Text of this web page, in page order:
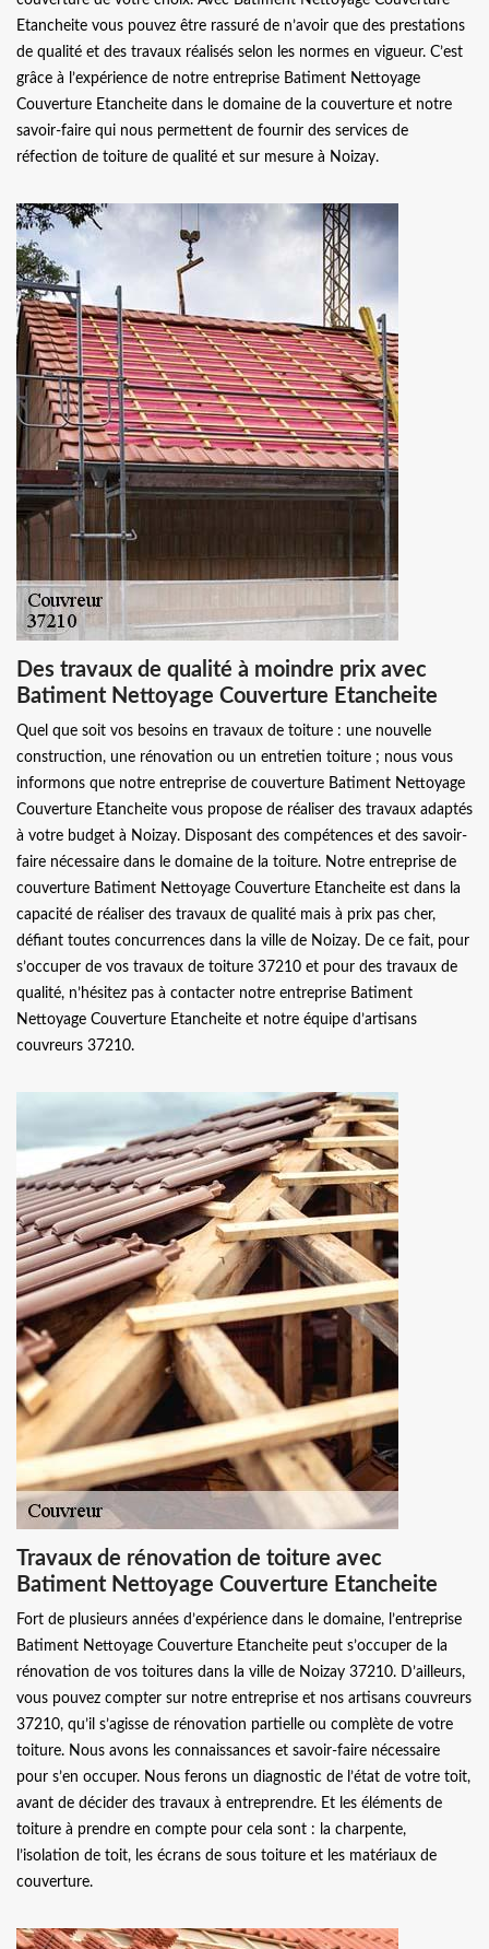
Etancheite vous pouvez être rassuré de n’avoir que des prestations
de qualité et des travaux réalisés selon les normes en vigueur. C’est
grâce à l’expérience de notre entreprise Batiment Nettoyage
Couverture Etancheite dans le domaine de la couverture et notre
savoir-faire qui nous permettent de fournir des services de
réfection de toiture de qualité et sur mesure à Noizay.
Des travaux de qualité à moindre prix avec
Batiment Nettoyage Couverture Etancheite
Quel que soit vos besoins en travaux de toiture : une nouvelle
construction, une rénovation ou un entretien toiture ; nous vous
informons que notre entreprise de couverture Batiment Nettoyage
Couverture Etancheite vous propose de réaliser des travaux adaptés
à votre budget à Noizay. Disposant des compétences et des savoir-
faire nécessaire dans le domaine de la toiture. Notre entreprise de
couverture Batiment Nettoyage Couverture Etancheite est dans la
capacité de réaliser des travaux de qualité mais à prix pas cher,
défiant toutes concurrences dans la ville de Noizay. De ce fait, pour
s’occuper de vos travaux de toiture 37210 et pour des travaux de
qualité, n’hésitez pas à contacter notre entreprise Batiment
Nettoyage Couverture Etancheite et notre équipe d’artisans
couvreurs 37210.
Travaux de rénovation de toiture avec
Batiment Nettoyage Couverture Etancheite
Fort de plusieurs années d’expérience dans le domaine, l’entreprise
Batiment Nettoyage Couverture Etancheite peut s’occuper de la
rénovation de vos toitures dans la ville de Noizay 37210. D’ailleurs,
vous pouvez compter sur notre entreprise et nos artisans couvreurs
37210, qu’il s’agisse de rénovation partielle ou complète de votre
toiture. Nous avons les connaissances et savoir-faire nécessaire
pour s’en occuper. Nous ferons un diagnostic de l’état de votre toit,
avant de décider des travaux à entreprendre. Et les éléments de
toiture à prendre en compte pour cela sont : la charpente,
l’isolation de toit, les écrans de sous toiture et les matériaux de
couverture.